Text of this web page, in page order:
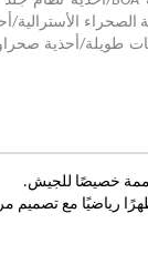
الصحراء
طويلة/أحذية